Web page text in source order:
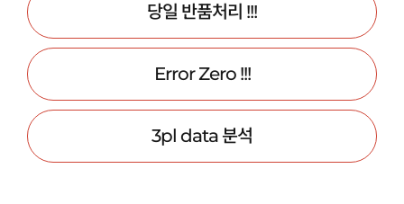
당일 반품처리 !!!
Error Zero !!!
3pl data 분석